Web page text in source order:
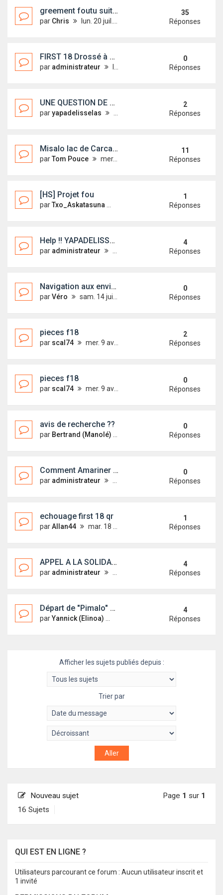
greement foutu suite à incendie volontaire
par Chris lun. 20 juil. 2015 14:05
35
Réponses
FIRST 18 Drossé à St Cyprien
par administrateur
0
Réponses
UNE QUESTION DE FUITE
paryapadelisselas
2
Réponses
Misalo lac de Carcans le 27 ou 28/06
parTom Pouce mer. 24 juin 2015 00:35
11
Réponses
[HS] Projet fou
parTxo_Askatasuna jeu. 29 janv. 2015 09:47
1
Réponses
Help !! YAPADELISSELAS va rejoindre le Morbihan
par administrateur
4
Réponses
Navigation aux environs de la Rochelle
parVéro sam. 14 juin 2014 16:22
0
Réponses
pieces f18
par scal74 mer. 9 avr. 2014 11:24
2
Réponses
pieces f18
par scal74 mer. 9 avr. 2014 11:24
0
Réponses
avis de recherche ??
par Bertrand (Manolé) lun. 16 sept. 2013 13:41
0
Réponses
Comment Amariner son équipier(ère) ??
par administrateur
0
Réponses
echouage first 18 qr
parAllan44 mar. 18 juin 2013 21:30
1
Réponses
APPEL A LA SOLIDARITÉ !!!!!!!!!
par administrateur
4
Réponses
Départ de "Pimalo" de Binic (22) vers DAMGAN (56)
parYannick (Elinoa) mar. 21 mai 2013 09:07
4
Réponses
Afficher les sujets publiés depuis :
Trier par
Nouveau sujet
16 Sujets
Page 1 sur 1
QUI EST EN LIGNE ?
Utilisateurs parcourant ce forum : Aucun utilisateur inscrit et
1 invité